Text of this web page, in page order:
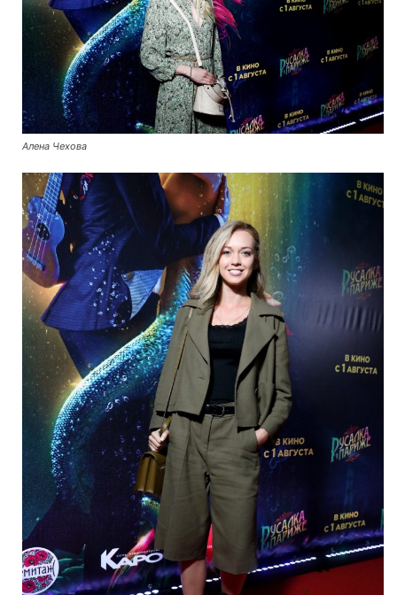
Алена Чехова